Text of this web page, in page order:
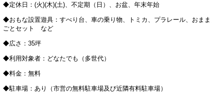
◆定休日：(火)(木)(土)、不定期（日）、お盆、年末年始
◆おもな設置遊具：すべり台、車の乗り物、トミカ、プラレール、おまま
ごとセット など
◆広さ：35坪
◆利用対象者：どなたでも（多世代）
◆料金：無料
◆駐車場：あり（市営の無料駐車場及び近隣有料駐車場）